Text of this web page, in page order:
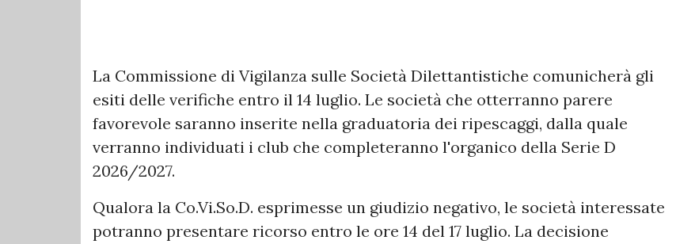
La Commissione di Vigilanza sulle Società Dilettantistiche comunicherà gli
esiti delle verifiche entro il 14 luglio. Le società che otterranno parere
favorevole saranno inserite nella graduatoria dei ripescaggi, dalla quale
verranno individuati i club che completeranno l'organico della Serie D
2026/2027.
Qualora la Co.Vi.So.D. esprimesse un giudizio negativo, le società interessate
potranno presentare ricorso entro le ore 14 del 17 luglio. La decisione